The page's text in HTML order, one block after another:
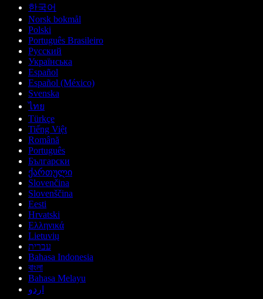
한국어
Norsk bokmål
Polski
Português Brasileiro
Русский
Українська
Español
Español (México)
Svenska
ไทย
Türkçe
Tiếng Việt
Română
Português
Български
ქართული
Slovenčina
Slovenščina
Eesti
Hrvatski
Ελληνικά
Lietuvių
עברית
Bahasa Indonesia
বাংলা
Bahasa Melayu
اردو